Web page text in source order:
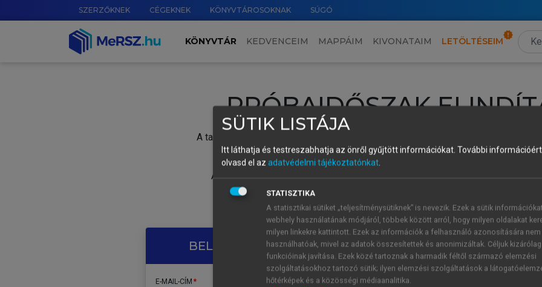
SZERZŐKNEK CÉGEKNEK KÖNYVTÁROSOKNAK SÚGÓ
KÖNYVTÁR KEDVENCEIM MAPPÁIM KIVONATAIM LETÖLTÉSEIM
PRÓBAIDŐSZAK
A tartalom megtekintéséhez lépj be a saját fiókoddal, iskolai azonosítóddal vagy
Új felhasználóként1 óra díjmentes hozzáférésrevagy
A próbaidőszak elindításához,
vagy hozz
A regisztráció után a
BELÉPÉS SAJÁT FIÓKKAL
E-MAIL-CÍM
ÚJ FIÓK
1 óra
SÜTIK LISTÁJA
Itt láthatja és testreszabhatja az önről gyűjtött információkat. További
olvasd el az adatvédelmi tájékoztatónkat.
STATISZTIKA
A statisztikai sütiket „teljesítménysütiknek” is nevezik. Ezek a sütik
webhely használatának módjáról, többek között arról, hogy milyen oldalakat
milyen linkekre kattintott. Ezek az információk a felhasználó azonosítására nem
használhatóak, mivel az adatok összesítettek és anonimizáltak. Céljuk
funkcióinak javítása. Ezek közé tartoznak a harmadik féltől származó elemzési
szolgáltatásokhoz tartozó sütik; ilyen elemzési szolgáltatások a
hőtérképek és a közösségi médiaanalitika.